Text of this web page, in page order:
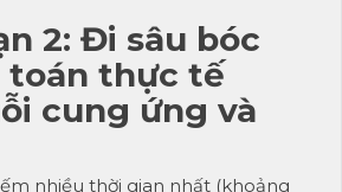
2: Đi sâu bóc
toán thực tế
cung ứng và
nhiều thời gian nhất (khoảng